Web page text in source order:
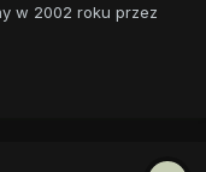
w 2002 roku przez
Iron Maiden). W
współpracy, a